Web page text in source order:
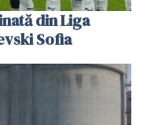
din Liga
Sofia